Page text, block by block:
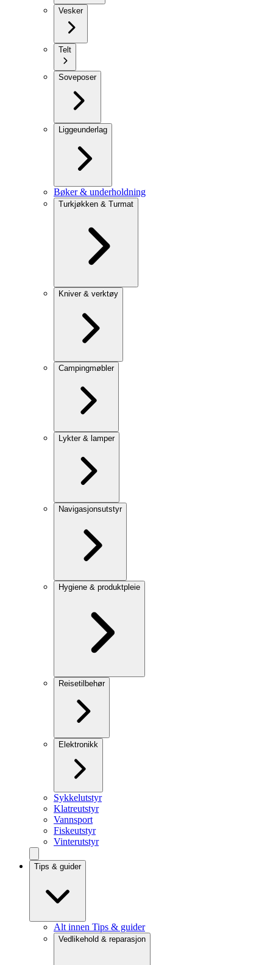
Vesker
Telt
Soveposer
Liggeunderlag
Bøker & underholdning
Turkjøkken & Turmat
Kniver & verktøy
Campingmøbler
Lykter & lamper
Navigasjonsutstyr
Hygiene & produktpleie
Reisetilbehør
Elektronikk
Sykkelutstyr
Klatreutstyr
Vannsport
Fiskeutstyr
Vinterutstyr
Tips & guider
Alt innen Tips & guider
Vedlikehold & reparasjon